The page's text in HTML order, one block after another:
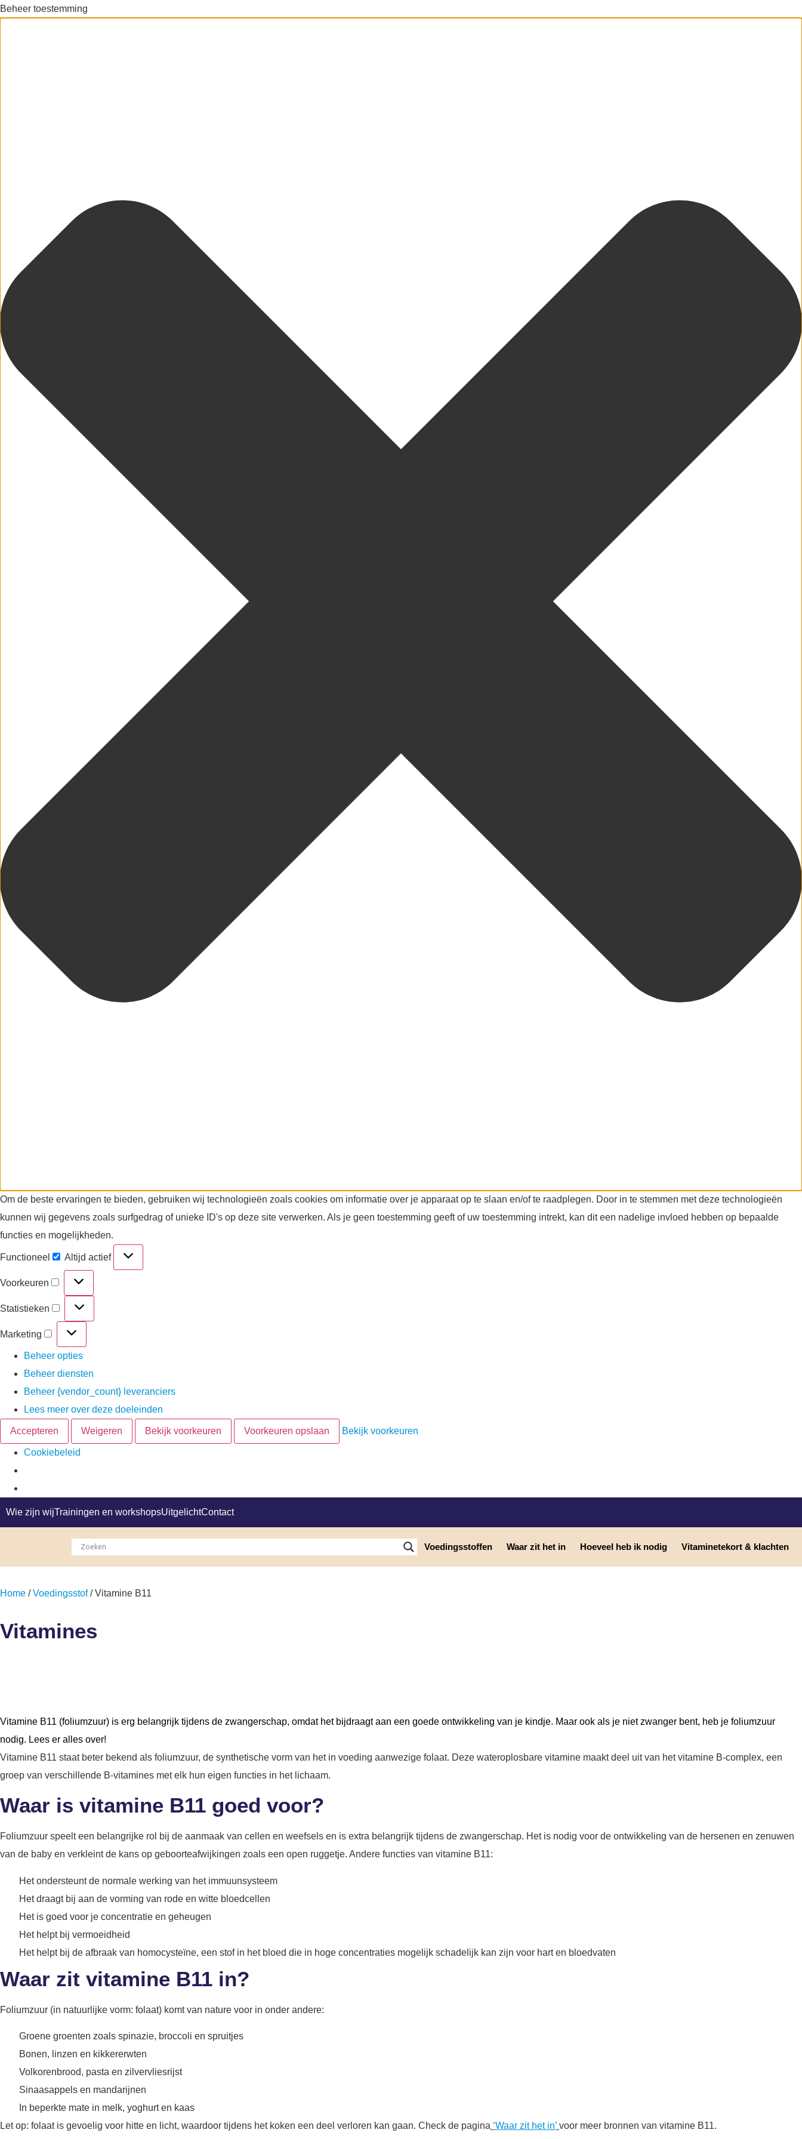
Beheer toestemming
Om de beste ervaringen te bieden, gebruiken wij technologieën zoals cookies om informatie over je apparaat op te slaan en/of te raadplegen. Door in te stemmen met deze technologieën
kunnen wij gegevens zoals surfgedrag of unieke ID's op deze site verwerken. Als je geen toestemming geeft of uw toestemming intrekt, kan dit een nadelige invloed hebben op bepaalde
functies en mogelijkheden.
Functioneel Altijd actief
Voorkeuren
Statistieken
Marketing
Beheer opties
Beheer diensten
Beheer {vendor_count} leveranciers
Lees meer over deze doeleinden
Accepteren Weigeren Bekijk voorkeuren Voorkeuren opslaan Bekijk voorkeuren
Cookiebeleid
Wie zijn wijTrainingen en workshopsUitgelichtContact
Voedingsstoffen Waar zit het in Hoeveel heb ik nodig Vitaminetekort & klachten
Home /Voedingsstof/ Vitamine B11
Vitamines
Vitamine B11 (foliumzuur) is erg belangrijk tijdens de zwangerschap, omdat het bijdraagt aan een goede ontwikkeling van je kindje. Maar ook als je niet zwanger bent, heb je foliumzuur
nodig. Lees er alles over!
Vitamine B11 staat beter bekend als foliumzuur, de synthetische vorm van het in voeding aanwezige folaat. Deze wateroplosbare vitamine maakt deel uit van het vitamine B-complex, een
groep van verschillende B-vitamines met elk hun eigen functies in het lichaam.
Waar is vitamine B11 goed voor?
Foliumzuur speelt een belangrijke rol bij de aanmaak van cellen en weefsels en is extra belangrijk tijdens de zwangerschap. Het is nodig voor de ontwikkeling van de hersenen en zenuwen
van de baby en verkleint de kans op geboorteafwijkingen zoals een open ruggetje. Andere functies van vitamine B11:
Het ondersteunt de normale werking van het immuunsysteem
Het draagt bij aan de vorming van rode en witte bloedcellen
Het is goed voor je concentratie en geheugen
Het helpt bij vermoeidheid
Het helpt bij de afbraak van homocysteïne, een stof in het bloed die in hoge concentraties mogelijk schadelijk kan zijn voor hart en bloedvaten
Waar zit vitamine B11 in?
Foliumzuur (in natuurlijke vorm: folaat) komt van nature voor in onder andere:
Groene groenten zoals spinazie, broccoli en spruitjes
Bonen, linzen en kikkererwten
Volkorenbrood, pasta en zilvervliesrijst
Sinaasappels en mandarijnen
In beperkte mate in melk, yoghurt en kaas
Let op: folaat is gevoelig voor hitte en licht, waardoor tijdens het koken een deel verloren kan gaan. Check de pagina ‘Waar zit het in’ voor meer bronnen van vitamine B11.